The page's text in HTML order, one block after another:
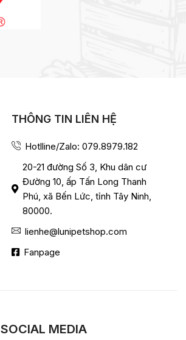
THÔNG TIN LIÊN HỆ
Hotlline/Zalo: 079.8979.182
20-21 đường Số 3, Khu dân cư
Đường 10, ấp Tấn Long Thanh
Phú, xã Bến Lức, tỉnh Tây Ninh,
80000.
lienhe@lunipetshop.com
Fanpage
SOCIAL MEDIA